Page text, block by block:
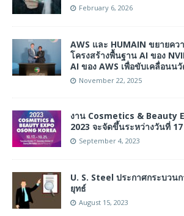
February 6, 2026
AWS และ HUMAIN ขยายคว
โครงสร้างพื้นฐาน AI ของ
AI ของ AWS เพื่อขับเคลื่อนน
November 22, 2025
งาน Cosmetics & Beauty
2023 จะจัดขึ้นระหว่างวันที่
September 4, 2023
U. S. Steel ประกาศกระบวนก
ยุทธ์
August 15, 2023